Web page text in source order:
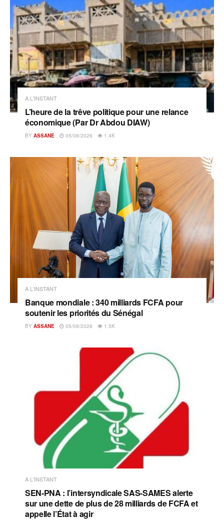
A L'INSTANT
L’heure de la trêve politique pour une relance
économique (Par Dr Abdou DIAW)
BY ASSANE 05/08/2026 1.4K
A L'INSTANT
Banque mondiale : 340 milliards FCFA pour
soutenir les priorités du Sénégal
BY ASSANE 05/08/2026 1.5K
A L'INSTANT
SEN-PNA : l’intersyndicale SAS-SAMES alerte
sur une dette de plus de 28 milliards de FCFA et
appelle l’État à agir